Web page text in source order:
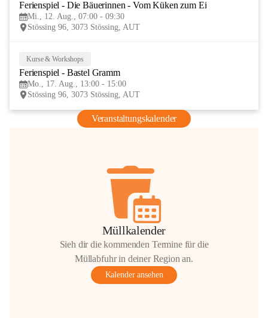
Ferienspiel - Die Bäuerinnen - Vom Küken zum Ei
Mi., 12. Aug., 07:00 - 09:30
Stössing 96, 3073 Stössing, AUT
Kurse & Workshops
Ferienspiel - Bastel Gramm
Mo., 17. Aug., 13:00 - 15:00
Stössing 96, 3073 Stössing, AUT
Veranstaltungskalender
Müllkalender
Sieh dir die kommenden Termine für die
Müllabfuhr in deiner Region an.
Kalender ansehen